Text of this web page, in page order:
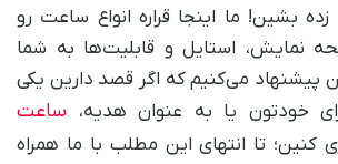
بشین! ما اینجا قراره انواع ساعت رو
نمایش، استایل و قابلیت‌ها به شما
پیشنهاد می‌کنیم که اگر قصد دارین یکی
خودتون یا به عنوان هدیه، ساعت
کنین؛ تا انتهای این مطلب با ما همراه